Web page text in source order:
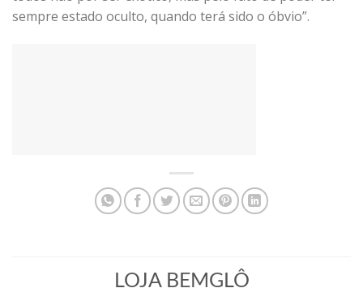
sempre estado oculto, quando terá sido o óbvio”.
LOJA BEMGLÔ